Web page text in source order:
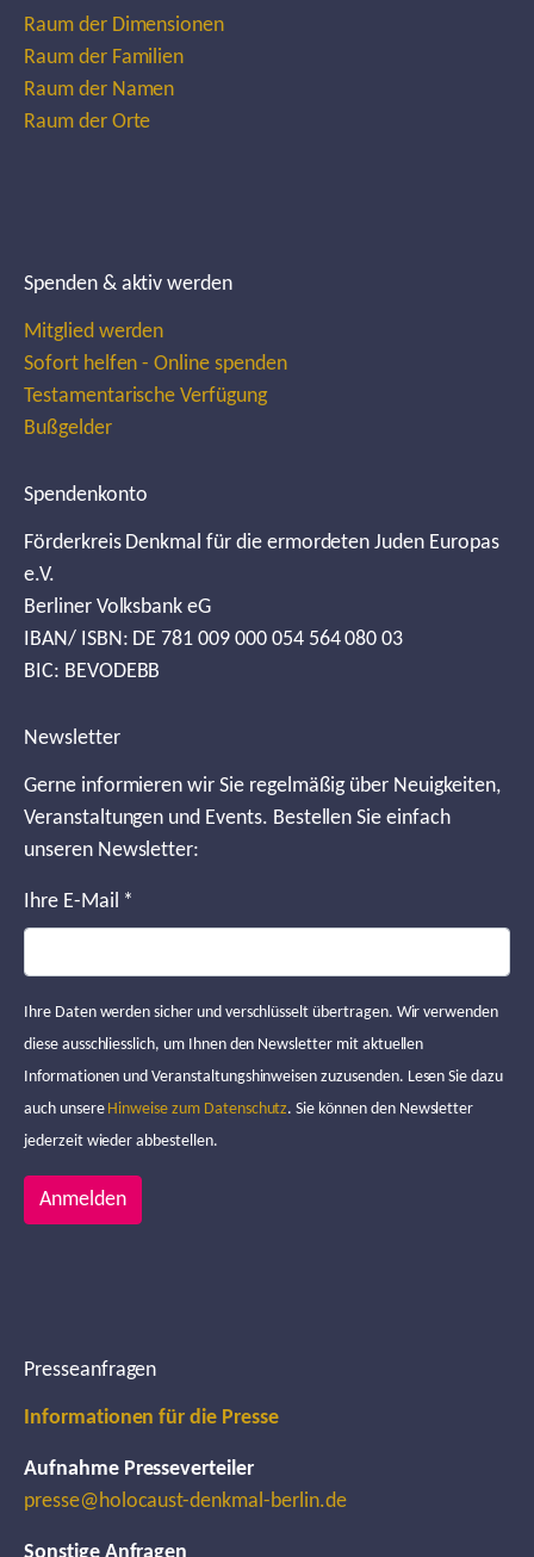
Raum der Dimensionen
Raum der Familien
Raum der Namen
Raum der Orte
Spenden & aktiv werden
Mitglied werden
Sofort helfen - Online spenden
Testamentarische Verfügung
Bußgelder
Spendenkonto
Förderkreis Denkmal für die ermordeten Juden Europas
e.V.
Berliner Volksbank eG
IBAN/ ISBN: DE 781 009 000 054 564 080 03
BIC: BEVODEBB
Newsletter
Gerne informieren wir Sie regelmäßig über Neuigkeiten,
Veranstaltungen und Events. Bestellen Sie einfach
unseren Newsletter:
Ihre E-Mail *
Ihre Daten werden sicher und verschlüsselt übertragen. Wir verwenden
diese ausschliesslich, um Ihnen den Newsletter mit aktuellen
Informationen und Veranstaltungshinweisen zuzusenden. Lesen Sie dazu
auch unsere Hinweise zum Datenschutz. Sie können den Newsletter
jederzeit wieder abbestellen.
Anmelden
Presseanfragen
Informationen für die Presse
Aufnahme Presseverteiler
presse@holocaust-denkmal-berlin.de